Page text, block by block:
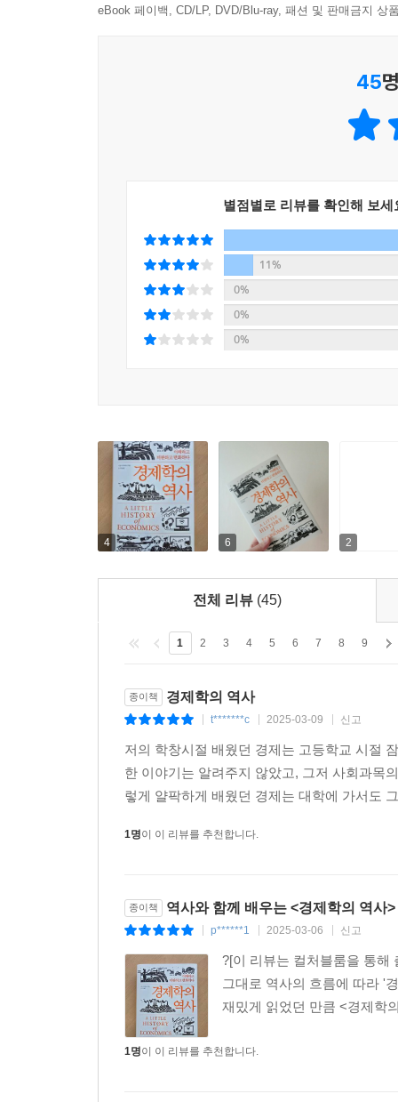
가르침에 어긋나는지 아닌지를 걱정하지 않았다.
18세기 후반부터 시작된 유럽의 산업혁명은 눈
생활환경은 암울했다. 사람보다 이익을 우선하는
제1차 세계대전이 발발한 뒤에는 세계 최초의
일으키면서 20세기 경제정책 사상의 거두인 케
세계대전 이후 세계 경제는 1970년대 중동의 정
접어들었다. 하지만 2008년에 금융위기가 발생
이처럼 이 책은 원시시대부터 오늘날까지 이어지
모든 사람이 행복하고 만족한 세상을 만들 수 있을
‘현대 경제학의 아버지’라고 불리는 애덤 스
있는가?’였다. 애덤 스미스는 사람들이 각자
애쓰기보다 자신에게 가장 도움이 되는 일을 하
이 책은 경제학이 던지는 크고 작은 질문이 큰
받았다면 어디에 쓸 것인지 어떻게 결정할까?’ ‘
어디에서 올까?’, ‘상품의 가격은 어떻게 정해질
같이. 사실 수학이나 문학과 비교하면 경제학은
가격 등을 다룬다. 이 책의 많은 부분도 그런 경
대한 생각의 변화를 살펴보고, 경제 자체가 어떻게
포함해 사법 체계, 테러리즘, 심지어 양치질과
한다고 생각하는 경제학자들과, 관념적인 이론
분명해졌다.
그 후부터 경제학은 사실의 세계와 이론의 세
경제학자보다 새로운 이론을 정립한 경제학자가
일반적 개념에 기반을 둔 온갖 정교한 이론을
비판하는 사람들은 경제학이 연구하는 주제가
탐구하기보다는 수학 문제를 푸는 게임이 되어버
eBook 페이백, CD/LP, DVD/Blu-ray, 패션 및 판매금지 상
45
별점별로 리뷰를 확인해 보세
11%
0%
0%
0%
4 6 2
전체 리뷰 (45)
1 2 3 4 5 6 7 8 9
종이책 경제학의 역사
t*******c 2025-03-09 신고
저의 학창시절 배웠던 경제는 고등학교 시절
한 이야기는 알려주지 않았고, 그저 사회과목
렇게 얄팍하게 배웠던 경제는 대학에 가서도
1명이 이 리뷰를 추천합니다.
종이책 역사와 함께 배우는 <경제학의 역사>
p******1 2025-03-06 신고
?[이 리뷰는 컬처블룸을 통해
그대로 역사의 흐름에 따라 '
재밌게 읽었던 만큼 <경제학
1명이 이 리뷰를 추천합니다.